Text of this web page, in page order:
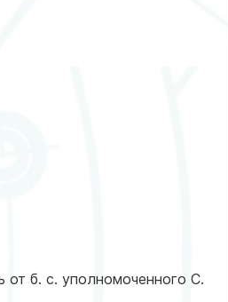
от б. с. уполномоченного С.